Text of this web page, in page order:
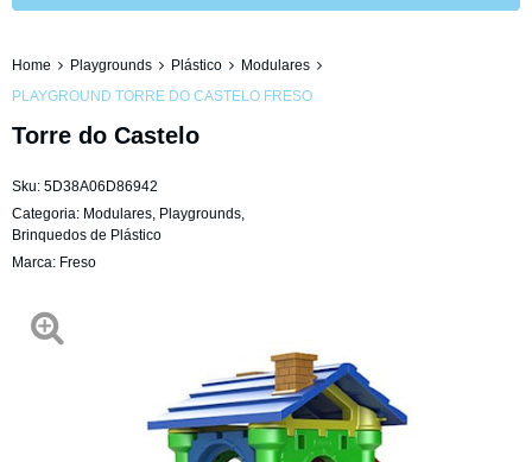
Home Playgrounds Plástico
Modulares
PLAYGROUND TORRE DO CASTELO FRESO
Torre do Castelo
Sku: 5D38A06D86942
Categoria: Modulares, Playgrounds,
Brinquedos de Plástico
Marca: Freso